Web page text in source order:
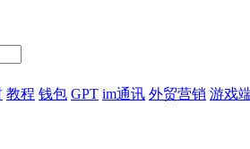
教程 钱包 GPT im通讯 外贸营销 游戏